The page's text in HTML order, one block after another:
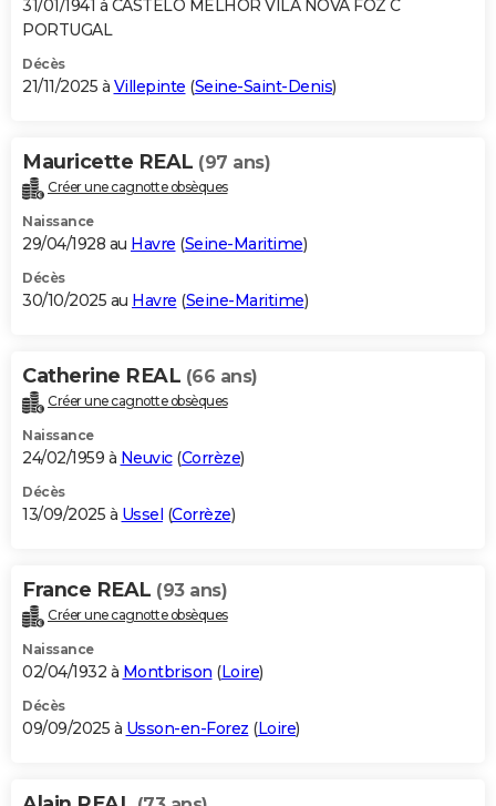
31/01/1941 à CASTELO MELHOR VILA NOVA FOZ C
PORTUGAL
Décès
21/11/2025 à Villepinte (Seine-Saint-Denis)
Mauricette REAL (97 ans)
Créer une cagnotte obsèques
Naissance
29/04/1928 au Havre (Seine-Maritime)
Décès
30/10/2025 au Havre (Seine-Maritime)
Catherine REAL (66 ans)
Créer une cagnotte obsèques
Naissance
24/02/1959 à Neuvic(Corrèze)
Décès
13/09/2025 à Ussel (Corrèze)
France REAL (93 ans)
Créer une cagnotte obsèques
Naissance
02/04/1932 à Montbrison (Loire)
Décès
09/09/2025 à Usson-en-Forez (Loire)